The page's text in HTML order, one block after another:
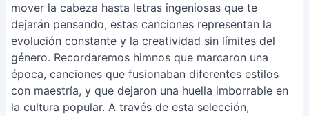
mover la cabeza hasta letras ingeniosas que te
dejarán pensando, estas canciones representan la
evolución constante y la creatividad sin límites del
género. Recordaremos himnos que marcaron una
época, canciones que fusionaban diferentes estilos
con maestría, y que dejaron una huella imborrable en
la cultura popular. A través de esta selección,